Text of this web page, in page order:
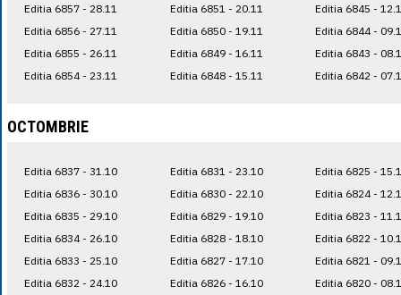
Editia 6857 - 28.11
Editia 6856 - 27.11
Editia 6855 - 26.11
Editia 6854 - 23.11
Editia 6851 - 20.11
Editia 6850 - 19.11
Editia 6849 - 16.11
Editia 6848 - 15.11
Editia 6845 -
Editia 6844 -
Editia 6843 -
Editia 6842 -
OCTOMBRIE
Editia 6837 - 31.10
Editia 6836 - 30.10
Editia 6835 - 29.10
Editia 6834 - 26.10
Editia 6833 - 25.10
Editia 6832 - 24.10
Editia 6831 - 23.10
Editia 6830 - 22.10
Editia 6829 - 19.10
Editia 6828 - 18.10
Editia 6827 - 17.10
Editia 6826 - 16.10
Editia 6825 -
Editia 6824 -
Editia 6823 -
Editia 6822 -
Editia 6821 -
Editia 6820 -